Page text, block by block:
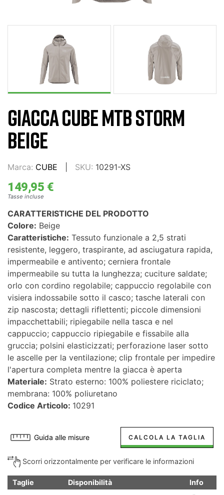
GIACCA CUBE MTB STORM
BEIGE
Marca: CUBE SKU: 10291-XS
149,95 €
Tasse incluse
CARATTERISTICHE DEL PRODOTTO
Colore: Beige
Caratteristiche: Tessuto funzionale a 2,5 strati
resistente, leggero, traspirante, ad asciugatura rapida,
impermeabile e antivento; cerniera frontale
impermeabile su tutta la lunghezza; cuciture saldate;
orlo con cordino regolabile; cappuccio regolabile con
visiera indossabile sotto il casco; tasche laterali con
zip nascosta; dettagli riflettenti; piccole dimensioni
impacchettabili; ripiegabile nella tasca e nel
cappuccio; cappuccio ripiegabile e fissabile alla
gruccia; polsini elasticizzati; perforazione laser sotto
le ascelle per la ventilazione; clip frontale per impedire
l'apertura completa mentre la giacca è aperta
Materiale: Strato esterno: 100% poliestere riciclato;
membrana: 100% poliuretano
Codice Articolo: 10291
Guida alle misure CALCOLA LA TAGLIA
Scorri orizzontalmente per verificare le informazioni
Taglie Disponibilità Info